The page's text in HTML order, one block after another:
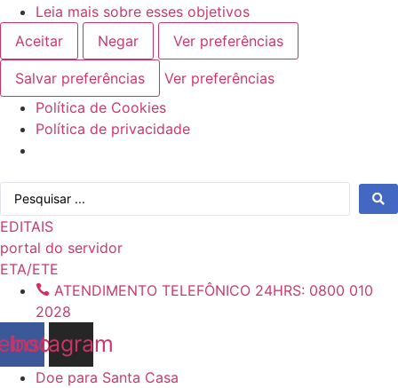
Leia mais sobre esses objetivos
Aceitar
Negar Ver preferências
Salvar preferências
Ver preferências
Política de Cookies
Política de privacidade
para
o
conteúdo
Pesquisar
EDITAIS
portal do servidor
ETA/ETE
ATENDIMENTO TELEFÔNICO 24HRS: 0800 010
2028
Instagram
Doe para Santa Casa